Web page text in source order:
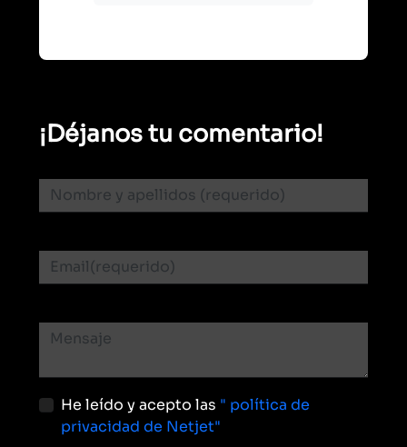
¡Déjanos tu comentario!
He leído y acepto las " política de
privacidad de Netjet"